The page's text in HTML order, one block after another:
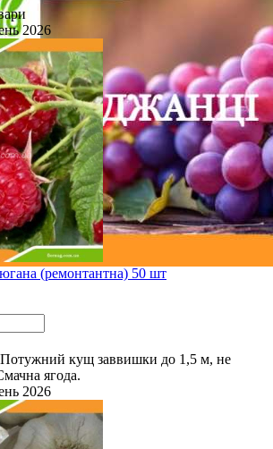
(ремонтантна) 50 шт
Потужний кущ заввишки до 1,5 м, не
ягода.